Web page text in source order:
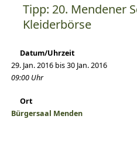
Tipp: 20. Mendener
Kleiderbörse
Datum/Uhrzeit
29. Jan. 2016 bis 30 Jan. 2016
09:00 Uhr
Ort
Bürgersaal Menden